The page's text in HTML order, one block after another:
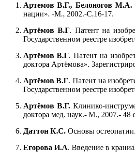
Артемов В.Г., Белоногов М.А.
нации». -М., 2002.-С.16-17.
Артёмов В.Г. Патент на
Государственном реестре
Артёмов В.Г. Патент на
доктора Артёмова».
Артёмов В.Г. Патент на
Государственном реестре
Артёмов В.Г.Клинико-
доктора мед. наук.- М., 2007.- 48
Даттон К.С. Основы
Егорова И.А. Введение в